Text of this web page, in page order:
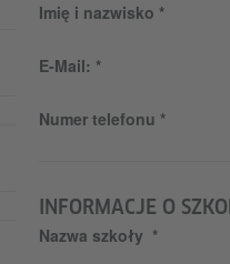
Imię i nazwisko
E-Mail:
Numer telefonu
INFORMACJE O
Nazwa szkoły